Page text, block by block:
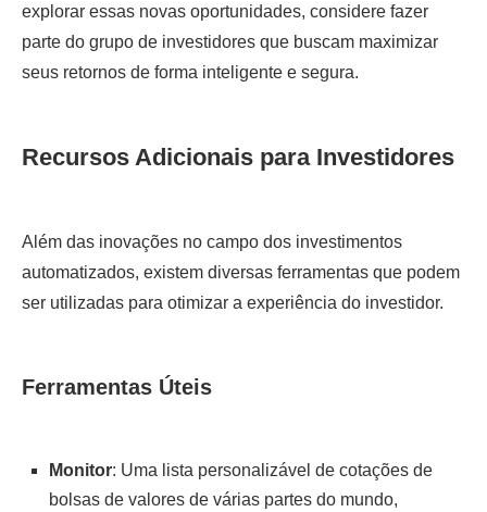
explorar essas novas oportunidades, considere fazer
parte do grupo de investidores que buscam maximizar
seus retornos de forma inteligente e segura.
Recursos Adicionais para Investidores
Além das inovações no campo dos investimentos
automatizados, existem diversas ferramentas que podem
ser utilizadas para otimizar a experiência do investidor.
Ferramentas Úteis
Monitor: Uma lista personalizável de cotações de
bolsas de valores de várias partes do mundo,